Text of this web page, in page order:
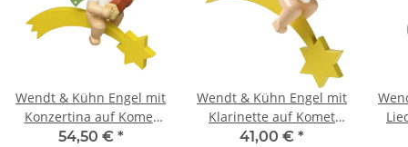
Wendt & Kühn Engel mit
Konzertina auf Komet
650/70/78
54,50 € *
Wendt & Kühn Engel mit
Klarinette auf Komet
650/70/41
41,00 € *